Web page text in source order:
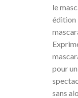
le
édition
pour
sans